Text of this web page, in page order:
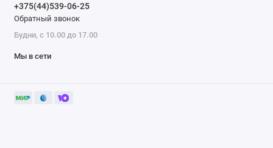
+375(44)539-06-25
Обратный звонок
Будни, с 10.00 до 17.00
Мы в сети